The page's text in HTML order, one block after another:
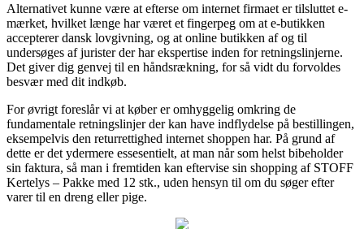
Alternativet kunne være at efterse om internet firmaet er tilsluttet e-
mærket, hvilket længe har været et fingerpeg om at e-butikken
accepterer dansk lovgivning, og at online butikken af og til
undersøges af jurister der har ekspertise inden for retningslinjerne.
Det giver dig genvej til en håndsrækning, for så vidt du forvoldes
besvær med dit indkøb.
For øvrigt foreslår vi at køber er omhyggelig omkring de
fundamentale retningslinjer der kan have indflydelse på bestillingen,
eksempelvis den returrettighed internet shoppen har. På grund af
dette er det ydermere essesentielt, at man når som helst bibeholder
sin faktura, så man i fremtiden kan eftervise sin shopping af STOFF
Kertelys – Pakke med 12 stk., uden hensyn til om du søger efter
varer til en dreng eller pige.